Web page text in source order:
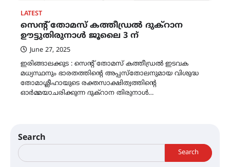
LATEST
സെന്റ് തോമസ് കത്തീഡ്രൽ ദുക്‌റാന
ഊട്ടുതിരുനാൾ ജൂലൈ 3 ന്
June 27, 2025
ഇരിങ്ങാലക്കുട : സെന്റ് തോമസ് കത്തീഡ്രൽ ഇടവക
മധ്യസ്ഥനും ഭാരതത്തിന്റെ അപ്പസ്തോലനുമായ വിശുദ്ധ
തോമാശ്ലീഹായുടെ രക്തസാക്ഷിത്വത്തിൻ്റെ
ഓർമ്മയാചരിക്കുന്ന ദുക്റാന തിരുനാൾ…
Search
Search